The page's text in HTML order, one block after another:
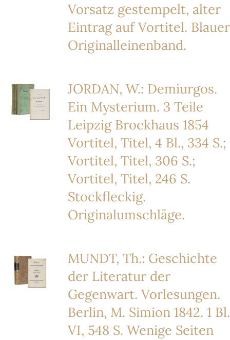
Vorsatz gestempelt, alter
Eintrag auf Vortitel. Blauer
Originalleinenband.
JORDAN, W.: Demiurgos.
Ein Mysterium. 3 Teile
Leipzig Brockhaus 1854
Vortitel, Titel, 4 Bl., 334 S.;
Vortitel, Titel, 306 S.;
Vortitel, Titel, 246 S.
Stockfleckig.
Originalumschläge.
MUNDT, Th.: Geschichte
der Literatur der
Gegenwart. Vorlesungen.
Berlin, M. Simion 1842. 1
VI, 548 S. Wenige Seiten